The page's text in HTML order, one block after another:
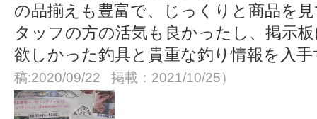
の品揃えも豊富で、じっくりと商品を
タッフの方の活気も良かったし、掲示
欲しかった釣具と貴重な釣り情報を入
稿:2020/09/22 掲載：2021/10/25）